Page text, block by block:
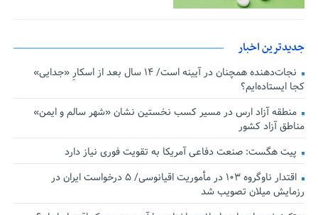
جدیدترین اخبار
نجات‌دهنده‌ همچنان در آیینه است/ ۱۴ سال بعد از اسکارِ «جدایی»
کجا ایستاده‌ایم؟
منطقه آزاد ارس در مسیر کسب نخستین نشان «شهر سالم و ایمن»
مناطق آزاد کشور
پیت هگست: صنعت دفاعی آمریکا به تقویت فوری نیاز دارد
اقتدار ناوگروه ۱۰۳ در مأموریت‌ اقیانوسی/ ۵ درخواست ایران در
رزمایش میلان تصویب شد